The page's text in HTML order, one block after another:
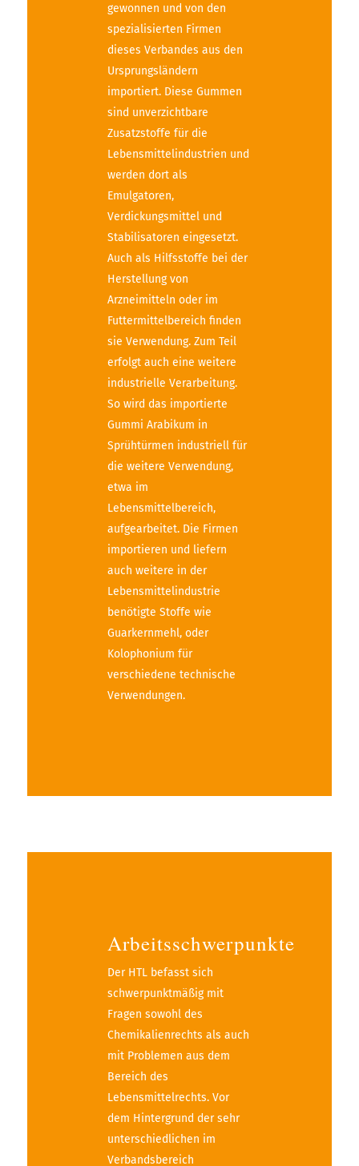
gewonnen und von den
spezialisierten Firmen
dieses Verbandes aus den
Ursprungsländern
importiert. Diese Gummen
sind unverzichtbare
Zusatzstoffe für die
Lebensmittelindustrien und
werden dort als
Emulgatoren,
Verdickungsmittel und
Stabilisatoren eingesetzt.
Auch als Hilfsstoffe bei der
Herstellung von
Arzneimitteln oder im
Futtermittelbereich finden
sie Verwendung. Zum Teil
erfolgt auch eine weitere
industrielle Verarbeitung.
So wird das importierte
Gummi Arabikum in
Sprühtürmen industriell für
die weitere Verwendung,
etwa im
Lebensmittelbereich,
aufgearbeitet. Die Firmen
importieren und liefern
auch weitere in der
Lebensmittelindustrie
benötigte Stoffe wie
Guarkernmehl, oder
Kolophonium für
verschiedene technische
Verwendungen.
Arbeitsschwerpunkte
Der HTL befasst sich
schwerpunktmäßig mit
Fragen sowohl des
Chemikalienrechts als auch
mit Problemen aus dem
Bereich des
Lebensmittelrechts. Vor
dem Hintergrund der sehr
unterschiedlichen im
Verbandsbereich